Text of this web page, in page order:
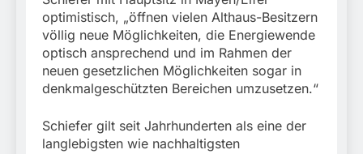
optimistisch, „öffnen vielen Althaus-Besitzern
völlig neue Möglichkeiten, die Energiewende
optisch ansprechend und im Rahmen der
neuen gesetzlichen Möglichkeiten sogar in
denkmalgeschützten Bereichen umzusetzen.“
Schiefer gilt seit Jahrhunderten als eine der
langlebigsten wie nachhaltigsten